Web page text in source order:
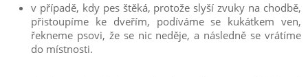
v případě, kdy pes štěká, protože slyší zvuky na chodbě,
přistoupíme ke dveřím, podíváme se kukátkem ven,
řekneme psovi, že se nic neděje, a následně se vrátíme
do místnosti.